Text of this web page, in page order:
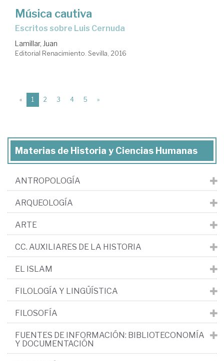
Música cautiva
escritos sobre Luis Cernuda
Lamillar, Juan
Editorial Renacimiento. Sevilla, 2016
« 1 (current)
2 3 4 5 »
Materias de Historia y Ciencias Humanas
ANTROPOLOGÍA
ARQUEOLOGÍA
ARTE
CC. AUXILIARES DE LA HISTORIA
EL ISLAM
FILOLOGÍA Y LINGÜÍSTICA
FILOSOFÍA
FUENTES DE INFORMACIÓN: BIBLIOTECONOMÍA
Y DOCUMENTACIÓN